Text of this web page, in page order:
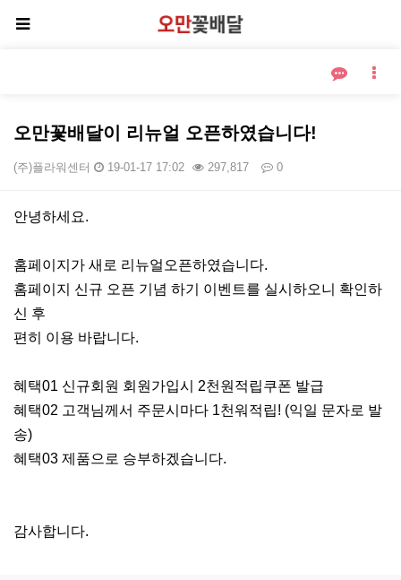
오만꽃배달이 리뉴얼 오픈하였습니다!
(주)플라워센터 19-01-17 17:02 297,817 0
본문
안녕하세요.
홈페이지가 새로 리뉴얼오픈하였습니다.
홈페이지 신규 오픈 기념 하기 이벤트를 실시하오니 확인하
신 후
편히 이용 바랍니다.
혜택01 신규회원 회원가입시 2천원적립쿠폰 발급
혜택02 고객님께서 주문시마다 1천워적립! (익일 문자로 발
송)
혜택03 제품으로 승부하겠습니다.
감사합니다.